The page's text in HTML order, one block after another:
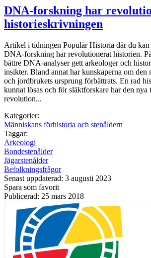
DNA-forskning har
historieskrivningen
Artikel i tidningen Populär Historia där du kan
DNA-forskning har revolutionerat historien.
bättre DNA-analyser gett arkeologer och
insikter. Bland annat har kunskaperna om den
och jordbrukets ursprung förbättrats. En rad
kunnat lösas och för släktforskare har den nya
revolution...
Kategorier:
Människans förhistoria och stenåldern
Taggar:
Arkeologi
Bondestenålder
Jägarstenålder
Befolkningsfrågor
Senast uppdaterad: 3 augusti 2023
Spara som favorit
Publicerad: 25 mars 2018